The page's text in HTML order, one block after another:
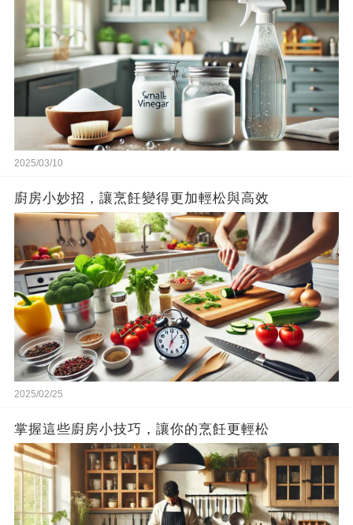
2025/03/10
廚房小妙招，讓烹飪變得更加輕松與高效
2025/02/25
掌握這些廚房小技巧，讓你的烹飪更輕松